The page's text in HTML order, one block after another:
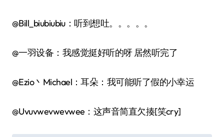
@Bill_biubiubiu：听到想吐。。。。。
@一羽设备：我感觉挺好听的呀 居然听完了
@Ezio丶Michael：耳朵：我可能听了假的小幸运
@Uvuvwevwevwee：这声音简直欠揍[笑cry]